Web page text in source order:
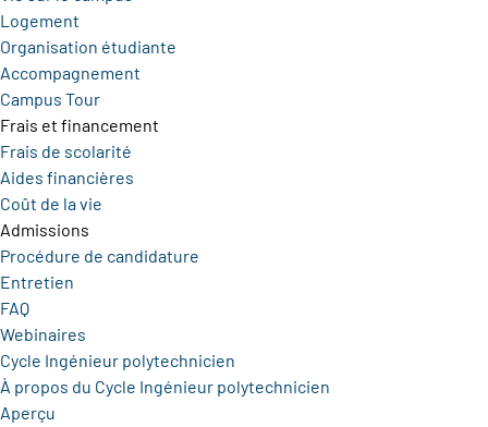
Logement
Organisation étudiante
Accompagnement
Campus Tour
Frais et financement
Frais de scolarité
Aides financières
Coût de la vie
Admissions
Procédure de candidature
Entretien
FAQ
Webinaires
Cycle Ingénieur polytechnicien
À propos du Cycle Ingénieur polytechnicien
Aperçu